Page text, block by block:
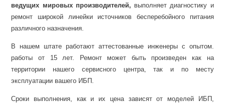
ведущих мировых производителей, выполняет диагностику и
ремонт широкой линейки источников бесперебойного питания
различного назначения.
В нашем штате работают аттестованные инженеры с опытом.
работы от 15 лет. Ремонт может быть произведен как на
территории нашего сервисного центра, так и по месту
эксплуатации вашего ИБП.
Сроки выполнения, как и их цена зависят от моделей ИБП,